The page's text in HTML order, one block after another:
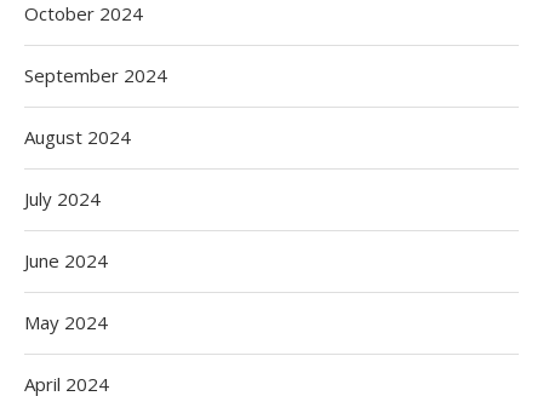
October 2024
September 2024
August 2024
July 2024
June 2024
May 2024
April 2024